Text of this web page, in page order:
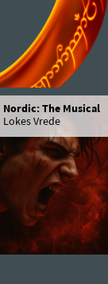
Nordic: The Musical
Lokes Vrede